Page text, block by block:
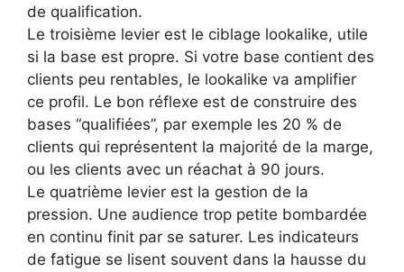
de qualification.
Le troisième levier est le ciblage lookalike, utile
si la base est propre. Si votre base contient des
clients peu rentables, le lookalike va amplifier
ce profil. Le bon réflexe est de construire des
bases “qualifiées”, par exemple les 20 % de
clients qui représentent la majorité de la marge,
ou les clients avec un réachat à 90 jours.
Le quatrième levier est la gestion de la
pression. Une audience trop petite bombardée
en continu finit par se saturer. Les indicateurs
de fatigue se lisent souvent dans la hausse du